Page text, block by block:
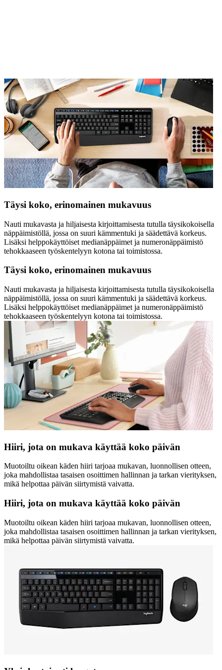
Täysi koko, erinomainen mukavuus
Nauti mukavasta ja hiljaisesta kirjoittamisesta tutulla täysikokoisella
näppäimistöllä, jossa on suuri kämmentuki ja säädettävä korkeus.
Lisäksi helppokäyttöiset medianäppäimet ja numeronäppäimistö
tehokkaaseen työskentelyyn kotona tai toimistossa.
Täysi koko, erinomainen mukavuus
Nauti mukavasta ja hiljaisesta kirjoittamisesta tutulla täysikokoisella
näppäimistöllä, jossa on suuri kämmentuki ja säädettävä korkeus.
Lisäksi helppokäyttöiset medianäppäimet ja numeronäppäimistö
tehokkaaseen työskentelyyn kotona tai toimistossa.
Hiiri, jota on mukava käyttää koko päivän
Muotoiltu oikean käden hiiri tarjoaa mukavan, luonnollisen otteen,
joka mahdollistaa tasaisen osoittimen hallinnan ja tarkan vierityksen,
mikä helpottaa päivän siirtymistä vaivatta.
Hiiri, jota on mukava käyttää koko päivän
Muotoiltu oikean käden hiiri tarjoaa mukavan, luonnollisen otteen,
joka mahdollistaa tasaisen osoittimen hallinnan ja tarkan vierityksen,
mikä helpottaa päivän siirtymistä vaivatta.